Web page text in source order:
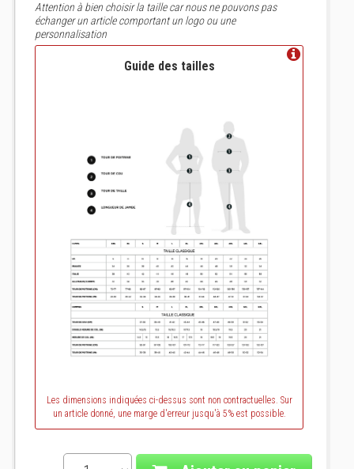
Attention à bien choisir la taille car nous ne pouvons pas
échanger un article comportant un logo ou une
personnalisation
Guide des tailles
Les dimensions indiquées ci-dessus sont non contractuelles. Sur
un article donné, une marge d'erreur jusqu'à 5% est possible.